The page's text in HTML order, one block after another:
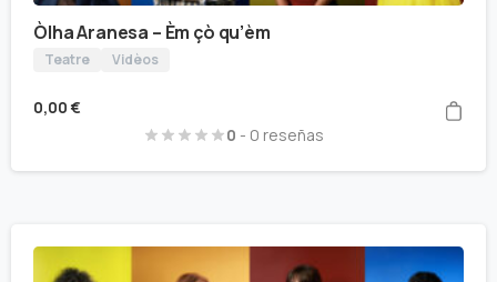
Òlha Aranesa – Èm çò qu’èm
Teatre Vidèos
0,00 €
0 - 0 reseñas